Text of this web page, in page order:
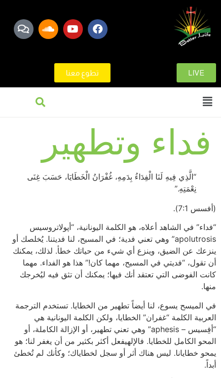
LIVE تطوع معنا
فداء وتطهير
“الَّذِي فِيهِ لَنَا الْفِدَاءُ بِدَمِهِ، غُفْرَانُ الْخَطَايَا، حَسَبَ غِنَى
نِعْمَتِهِ.”
(أفسس 7:1).
“فداء” في الشاهد أعلاه، هو الكلمة اليونانية، “أپولاتروسيس
apolutrosis” وهي تعني فدية؛ في المسيح، لنا فديتنا. يُخلصك أو
ينزعك عن الضيق، وينزع أي شيء من حياتك خطأ. لذلك، يمكنك
أن تقول، “فديتي في المسيح، مهما كان!” هذا هو الفداء. مهما
كانت الفوضى التي تعتقد أنك فيها؛ يمكنك أن تثق فيه ليُخرجك
منها.
في الميسح يسوع، لنا أيضاً تطهير من الخطايا. تستخدم الترجمة
العربية الكلمة “غفران” الخطايا، ولكن الكلمة اليونانية هي
“أفِسيس – aphesis” وهي تعني تطهير، أو الإزالة الكاملة، أو
المحو الكامل للخطايا. فالإلهيفعل أكثر بكثير من أن يغفر لنا؛ هو
يمحو خطايانا. ليس هناك أثر أو سجل لخطاياك؛ وكأنك لم تُخطئ
أبداً.